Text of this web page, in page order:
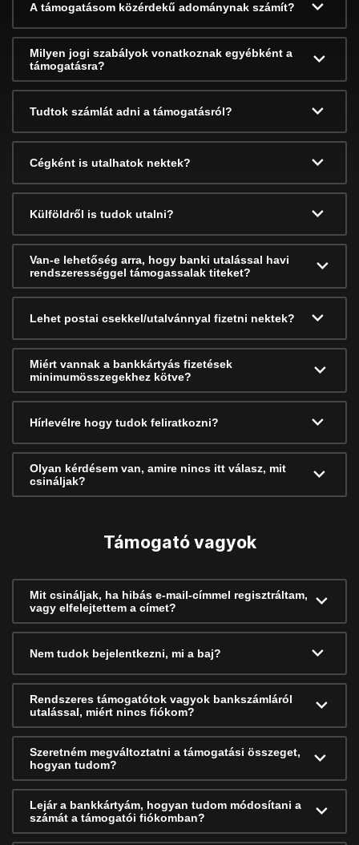
A támogatásom közérdekű adománynak számít?
Milyen jogi szabályok vonatkoznak egyébként a
támogatásra?
Tudtok számlát adni a támogatásról?
Cégként is utalhatok nektek?
Külföldről is tudok utalni?
Van-e lehetőség arra, hogy banki utalással havi
rendszerességgel támogassalak titeket?
Lehet postai csekkel/utalvánnyal fizetni nektek?
Miért vannak a bankkártyás fizetések
minimumösszegekhez kötve?
Hírlevélre hogy tudok feliratkozni?
Olyan kérdésem van, amire nincs itt válasz, mit
csináljak?
Támogató vagyok
Mit csináljak, ha hibás e-mail-címmel regisztráltam,
vagy elfelejtettem a címet?
Nem tudok bejelentkezni, mi a baj?
Rendszeres támogatótok vagyok bankszámláról
utalással, miért nincs fiókom?
Szeretném megváltoztatni a támogatási összeget,
hogyan tudom?
Lejár a bankkártyám, hogyan tudom módosítani a
számát a támogatói fiókomban?